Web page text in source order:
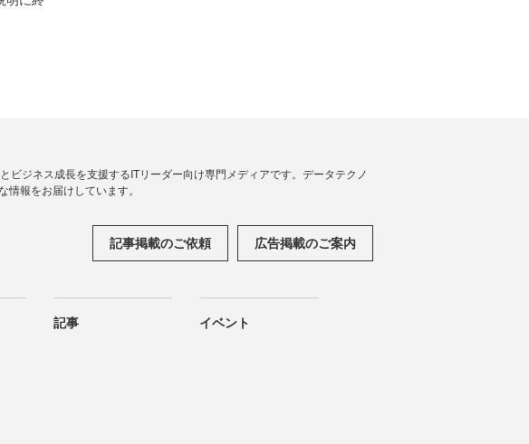
ビジネス成長を支援するITリーダー向け専門メディアです。データテクノ
報をお届けしています。
記事掲載のご依頼 広告掲載のご案内
記事 イベント